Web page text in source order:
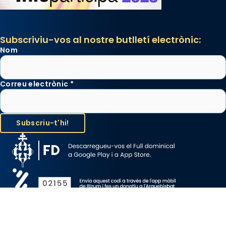
Subscriviu-vos al nostre butlletí electrònic:
Nom
Correu electrònic *